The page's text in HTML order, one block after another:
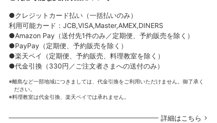
●クレジットカード払い（一括払いのみ）
利用可能カード：JCB,VISA,Master,AMEX,DINERS
●Amazon Pay（送付先1件のみ／定期便、予約販売を除く）
●PayPay（定期便、予約販売を除く）
●楽天ペイ（定期便、予約販売、料理教室を除く）
●代金引換（330円／ご注文者さまへの送付のみ）
離島など一部地域につきましては、代金引換をご利用いただけません。御了承く
ださい。
料理教室は代金引換、楽天ペイでは承れません。
詳細はこちら